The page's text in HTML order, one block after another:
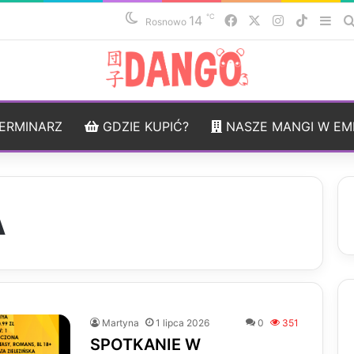
Rosnowo 14 ℃ Facebook Instagram
TikTok
GDZIE KUPIĆ? NASZE MANGI W
Martyna 1 lipca 2026 0 351
SPOTKANIE W